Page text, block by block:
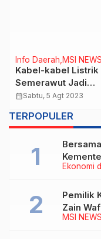
Info Daerah MSI NEWS
Kabel-kabel Listrik
Semerawut Jadi
Sorotan, Dinas Bina
calendar_monthSabtu, 5 Agt 2023
TERPOPULER
Ekonomi
MSI NEWS
Pemilik
Zain